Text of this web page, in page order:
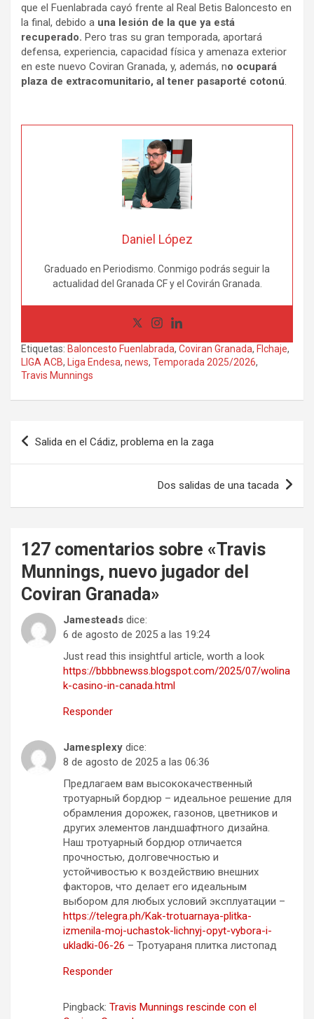
que el Fuenlabrada cayó frente al Real Betis Baloncesto en
la final, debido a una lesión de la que ya está
recuperado. Pero tras su gran temporada, aportará
defensa, experiencia, capacidad física y amenaza exterior
en este nuevo Coviran Granada, y, además, no ocupará
plaza de extracomunitario, al tener pasaporté cotonú.
Daniel López
Graduado en Periodismo. Conmigo podrás seguir la
actualidad del Granada CF y el Covirán Granada.
Etiquetas: Baloncesto Fuenlabrada, Coviran Granada, FIchaje,
LIGA ACB, Liga Endesa, news, Temporada 2025/2026,
Travis Munnings
Navegación
Salida en el Cádiz, problema en la zaga
Dos salidas de una tacada
127 comentarios sobre «Travis
Munnings, nuevo jugador del
Coviran Granada»
Jamesteads dice:
6 de agosto de 2025 a las 19:24
Just read this insightful article, worth a look
https://bbbbnewss.blogspot.com/2025/07/wolina
k-casino-in-canada.html
Responder
Jamesplexy dice:
8 de agosto de 2025 a las 06:36
Предлагаем вам высококачественный
тротуарный бордюр – идеальное решение для
обрамления дорожек, газонов, цветников и
других элементов ландшафтного дизайна.
Наш тротуарный бордюр отличается
прочностью, долговечностью и
устойчивостью к воздействию внешних
факторов, что делает его идеальным
выбором для любых условий эксплуатации –
https://telegra.ph/Kak-trotuarnaya-plitka-
izmenila-moj-uchastok-lichnyj-opyt-vybora-i-
ukladki-06-26 – Тротуараня плитка листопад
Responder
Pingback: Travis Munnings rescinde con el